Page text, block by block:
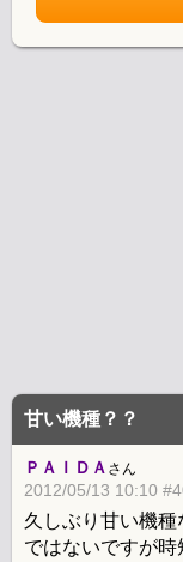
甘い機種？？
ＰＡＩＤＡ さん
2012/05/13 10:10
久しぶり甘い機
ではないですが時